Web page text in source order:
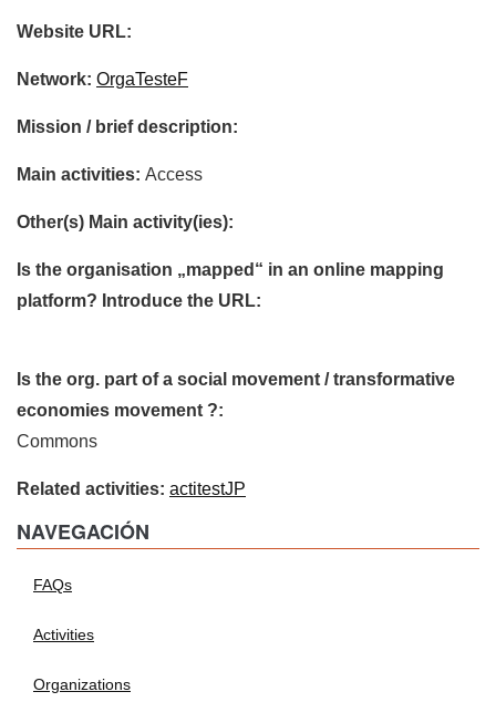
Website URL:
Network: OrgaTesteF
Mission / brief description:
Main activities: Access
Other(s) Main activity(ies):
Is the organisation „mapped“ in an online mapping
platform? Introduce the URL:
Is the org. part of a social movement / transformative
economies movement ?:
Commons
Related activities: actitestJP
NAVEGACIÓN
FAQs
Activities
Organizations